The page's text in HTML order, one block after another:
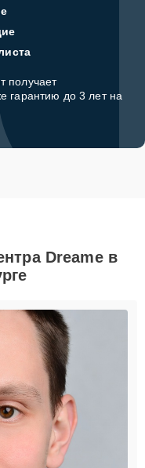
получает
гарантию до 3 лет на
Dreame в